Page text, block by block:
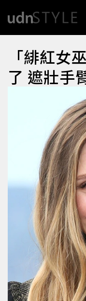
「緋紅女
了 遮壯手